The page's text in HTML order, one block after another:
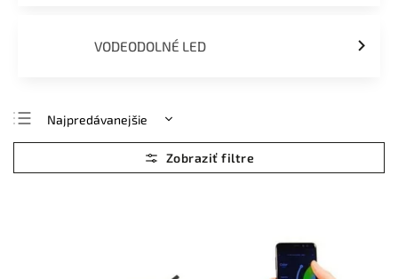
VODEODOLNÉ LED
Najpredávanejšie
Najlacnejšie
Najdrahšie